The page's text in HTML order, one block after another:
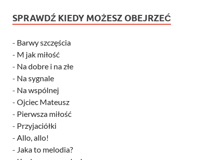
SPRAWDŹ KIEDY MOŻESZ OBEJRZEĆ
- Barwy szczęścia
- M jak miłość
- Na dobre i na złe
- Na sygnale
- Na wspólnej
- Ojciec Mateusz
- Pierwsza miłość
- Przyjaciółki
- Allo, allo!
- Jaka to melodia?